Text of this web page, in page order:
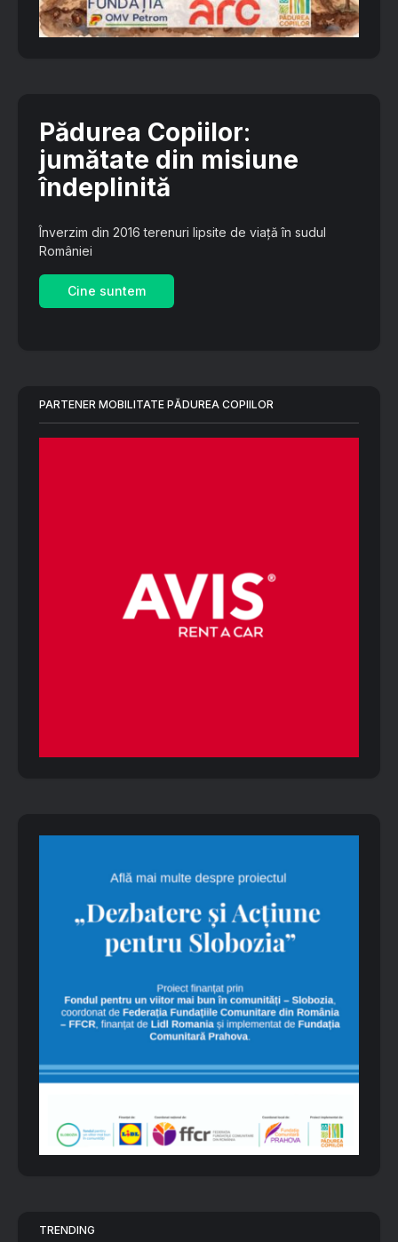
Pădurea Copiilor:
jumătate din misiune
îndeplinită
Înverzim din 2016 terenuri lipsite de viață în sudul
României
Cine suntem
PARTENER MOBILITATE PĂDUREA COPIILOR
TRENDING